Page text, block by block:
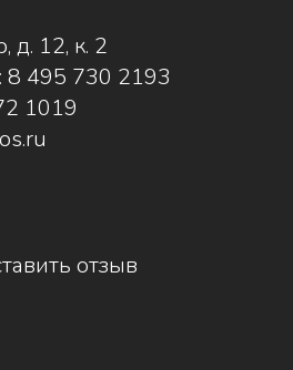
д. 12, к. 2
8 495 730 2193
1019
отзыв